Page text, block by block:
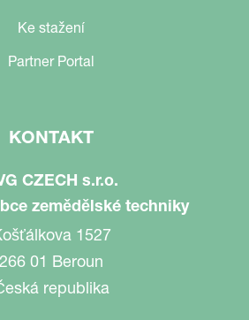
Ke stažení
Partner Portal
KONTAKT
CZECH s.r.o.
zemědělské techniky
1527
266 01 Beroun
republika